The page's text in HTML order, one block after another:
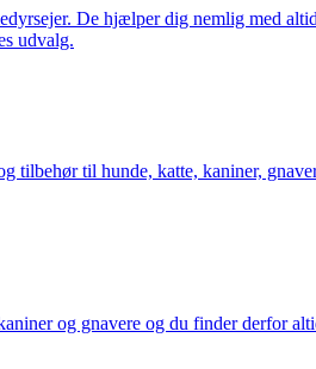
De hjælper dig nemlig med
udvalg.
tilbehør til hunde, katte, kaniner,
og gnavere og du finder derfor